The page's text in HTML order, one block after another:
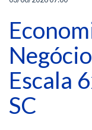
Escala
SC